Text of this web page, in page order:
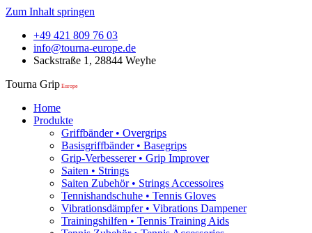
Zum Inhalt springen
+49 421 809 76 03
info@tourna-europe.de
Sackstraße 1, 28844 Weyhe
Tourna Grip Europe
Home
Produkte
Griffbänder • Overgrips
Basisgriffbänder • Basegrips
Grip-Verbesserer • Grip Improver
Saiten • Strings
Saiten Zubehör • Strings Accessoires
Tennishandschuhe • Tennis Gloves
Vibrationsdämpfer • Vibrations Dampener
Trainingshilfen • Tennis Training Aids